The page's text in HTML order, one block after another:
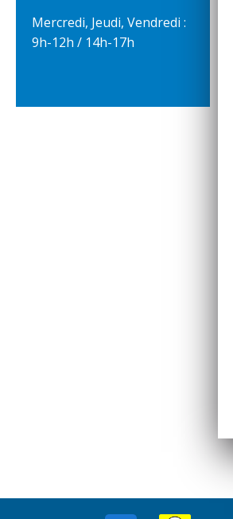
Mercredi, Jeudi, Vendredi :
9h-12h / 14h-17h